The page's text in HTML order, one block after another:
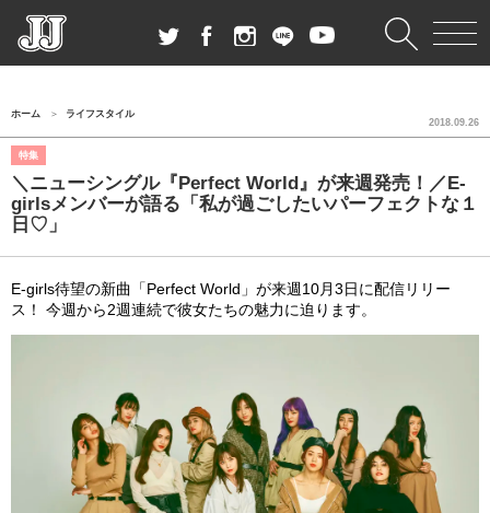
ホーム ライフスタイル
特集
＼ニューシングル『Perfect World』が来週発売！／E-
girlsメンバーが語る「私が過ごしたいパーフェクトな１
日♡」
2018.09.26
E-girls待望の新曲「Perfect World」が来週10月3日に配信リリー
ス！ 今週から2週連続で彼女たちの魅力に迫ります。